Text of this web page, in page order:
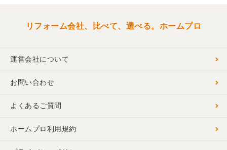
リフォーム会社、比べて、選べる。ホームプロ
運営会社について
お問い合わせ
よくあるご質問
ホームプロ利用規約